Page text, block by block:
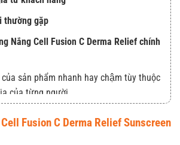
thường gặp
Nắng Cell Fusion C Derma Relief chính
sản phẩm nhanh hay chậm tùy thuộc
của từng người.
Fusion C Derma Relief Sunscreen